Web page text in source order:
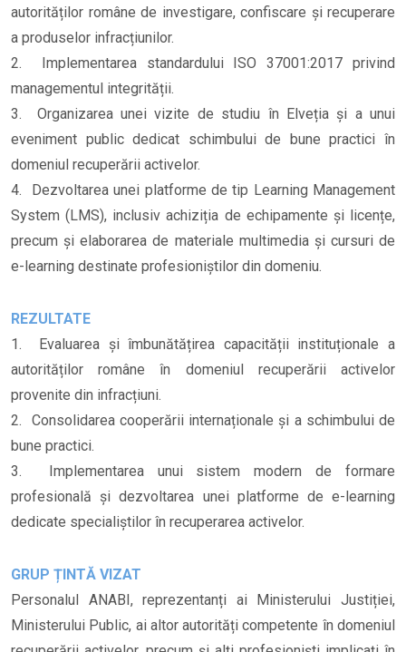
autorităților române de investigare, confiscare și recuperare
a produselor infracțiunilor.
2. Implementarea standardului ISO 37001:2017 privind
managementul integrității.
3. Organizarea unei vizite de studiu în Elveția și a unui
eveniment public dedicat schimbului de bune practici în
domeniul recuperării activelor.
4. Dezvoltarea unei platforme de tip Learning Management
System (LMS), inclusiv achiziția de echipamente și licențe,
precum și elaborarea de materiale multimedia și cursuri de
e-learning destinate profesioniștilor din domeniu.
REZULTATE
1. Evaluarea și îmbunătățirea capacității instituționale a
autorităților române în domeniul recuperării activelor
provenite din infracțiuni.
2. Consolidarea cooperării internaționale și a schimbului de
bune practici.
3. Implementarea unui sistem modern de formare
profesională și dezvoltarea unei platforme de e-learning
dedicate specialiștilor în recuperarea activelor.
GRUP ȚINTĂ VIZAT
Personalul ANABI, reprezentanți ai Ministerului Justiției,
Ministerului Public, ai altor autorități competente în domeniul